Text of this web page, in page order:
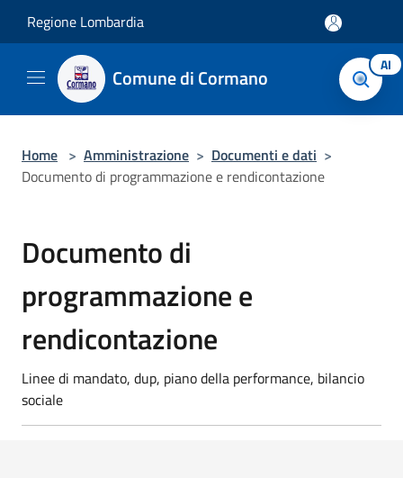
Regione Lombardia
Comune di Cormano AI
Home > Amministrazione > Documenti e dati >
Documento di programmazione e rendicontazione
Documento di
programmazione e
rendicontazione
Linee di mandato, dup, piano della performance, bilancio
sociale